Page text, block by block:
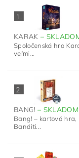
1.
KARAK–
Spoločenská hra
veľmi...
2.
BANG!– SKLADOM
Bang! – kartová
Banditi...